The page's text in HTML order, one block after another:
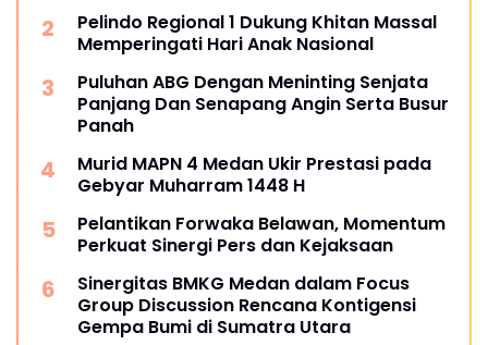
Pelindo Regional 1 Dukung Khitan Massal
Memperingati Hari Anak Nasional
Puluhan ABG Dengan Meninting Senjata
Panjang Dan Senapang Angin Serta Busur
Panah
Murid MAPN 4 Medan Ukir Prestasi pada
Gebyar Muharram 1448 H
Pelantikan Forwaka Belawan, Momentum
Perkuat Sinergi Pers dan Kejaksaan
Sinergitas BMKG Medan dalam Focus
Group Discussion Rencana Kontigensi
Gempa Bumi di Sumatra Utara